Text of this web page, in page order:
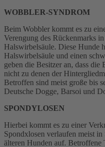
WOBBLER-SYNDROM
Beim Wobbler kommt es zu
Verengung des Rückenmarks
Halswirbelsäule. Diese Hunde
Halswirbelsäule und einen
geben die Besitzer an, dass
nicht zu denen der
Betroffen sind meist große bis
Deutsche Dogge, Barsoi und
SPONDYLOSEN
Hierbei kommt es zu einer
Spondxlosen verlaufen meist
älteren Hunden auf. Betroffene